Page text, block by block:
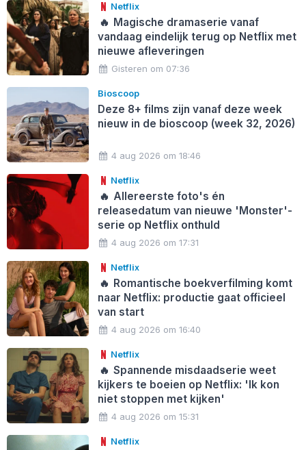
Netflix
🔥 Magische dramaserie vanaf
vandaag eindelijk terug op Netflix met
nieuwe afleveringen
Gisteren om 07:36
Bioscoop
Deze 8+ films zijn vanaf deze week
nieuw in de bioscoop (week 32, 2026)
4 aug 2026 om 18:46
Netflix
🔥 Allereerste foto's én
releasedatum van nieuwe 'Monster'-
serie op Netflix onthuld
4 aug 2026 om 17:31
Netflix
🔥 Romantische boekverfilming komt
naar Netflix: productie gaat officieel
van start
4 aug 2026 om 16:40
Netflix
🔥 Spannende misdaadserie weet
kijkers te boeien op Netflix: 'Ik kon
niet stoppen met kijken'
4 aug 2026 om 15:31
Netflix